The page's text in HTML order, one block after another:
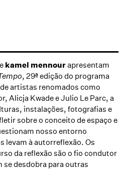
e kamel mennourapresentam
, 29ª edição do programa
artistas renomados como
Alicja Kwade e Julio Le Parc, a
instalações, fotografias e
sobre o conceito de espaço e
nosso entorno
levam à autorreflexão. Os
da reflexão são o fio condutor
se desdobra para outras